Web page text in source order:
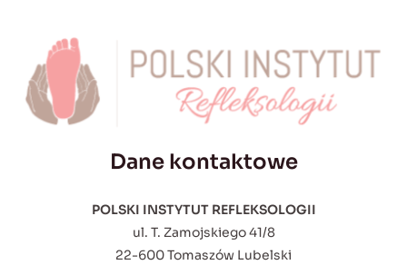
Dane kontaktowe
POLSKI INSTYTUT REFLEKSOLOGII
ul. T. Zamojskiego 41/8
22-600 Tomaszów Lubelski